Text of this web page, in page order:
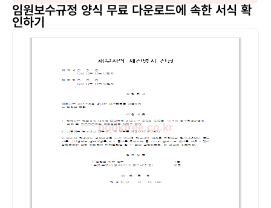
임원보수규정 양식 무료 다운로드에 속한 서식 확
인하기